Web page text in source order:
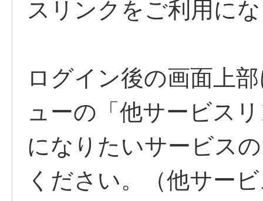
スリンクをご利用に
ログイン後の画面上
ューの「他サービス
になりたいサービス
ください。（他サー